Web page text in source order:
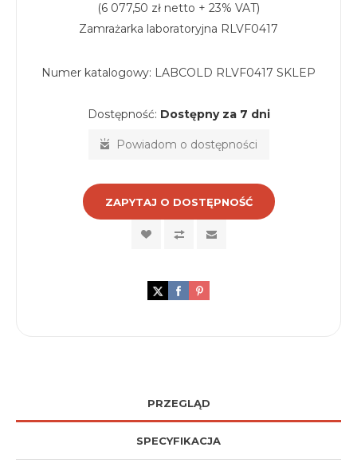
(6 077,50 zł netto + 23% VAT)
Zamrażarka laboratoryjna RLVF0417
Numer katalogowy: LABCOLD RLVF0417 SKLEP
Dostępność: Dostępny za 7 dni
Powiadom o dostępności
ZAPYTAJ O DOSTĘPNOŚĆ
PRZEGLĄD
SPECYFIKACJA